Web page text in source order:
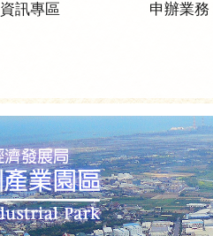
資訊專區 申辦業務